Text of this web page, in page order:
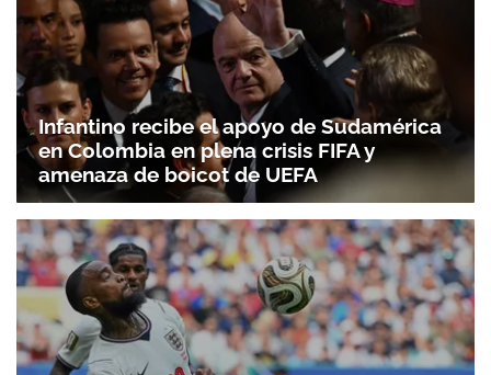
Infantino recibe el apoyo de Sudamérica
en Colombia en plena crisis FIFA y
amenaza de boicot de UEFA